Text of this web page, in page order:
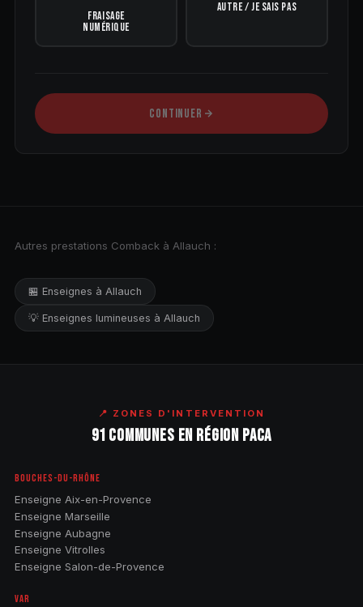
FRAISAGE
NUMÉRIQUE
AUTRE / JE SAIS PAS
CONTINUER
Autres prestations Comback à Allauch :
🏪 Enseignes à Allauch
💡 Enseignes lumineuses à Allauch
📍 ZONES D'INTERVENTION
91 COMMUNES EN RÉGION PACA
BOUCHES-DU-RHÔNE
Enseigne Aix-en-Provence
Enseigne Marseille
Enseigne Aubagne
Enseigne Vitrolles
Enseigne Salon-de-Provence
VAR